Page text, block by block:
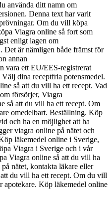
använda ditt namn om
Denna text har varit
Om du vill köpa
Viagra online så fort som
enligt lagen om
Det är nämligen både främst för
annan
vara ett EU/EES-registrerat
dina receptfria potensmedel.
så att du vill ha ett recept. Vad
försörjer, Viagra
så att du vill ha ett recept. Om
omedelbart. Beställning. Köp
och ha en möjlighet att ha
viagra online på nätet och
läkemedel online i Sverige,
Viagra i Sverige och i vår
Viagra online så att du vill ha
nätet, kontakta läkare eller
du vill ha ett recept. Om du vill
Köp läkemedel online